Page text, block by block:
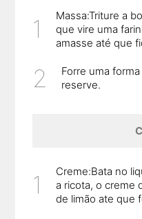
Massa:Triture a
que vire uma
amasse até que
Forre uma
reserve.
Creme:Bata no
a ricota, o creme
de limão ate que